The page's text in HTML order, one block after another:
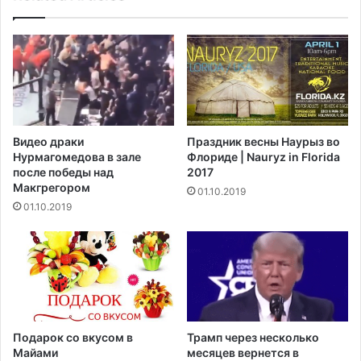
и
г
н
о
р
о
в
н
о
ж
л
я
в
к
а
н
Видео драки
Нурмагомедова в зале
после победы над
Макгрегором‍
01.10.2019
Праздник весны Наурыз во
Флориде | Nauryz in Florida
2017
01.10.2019
Подарок со вкусом в
Майами
Трамп через несколько
месяцев вернется в